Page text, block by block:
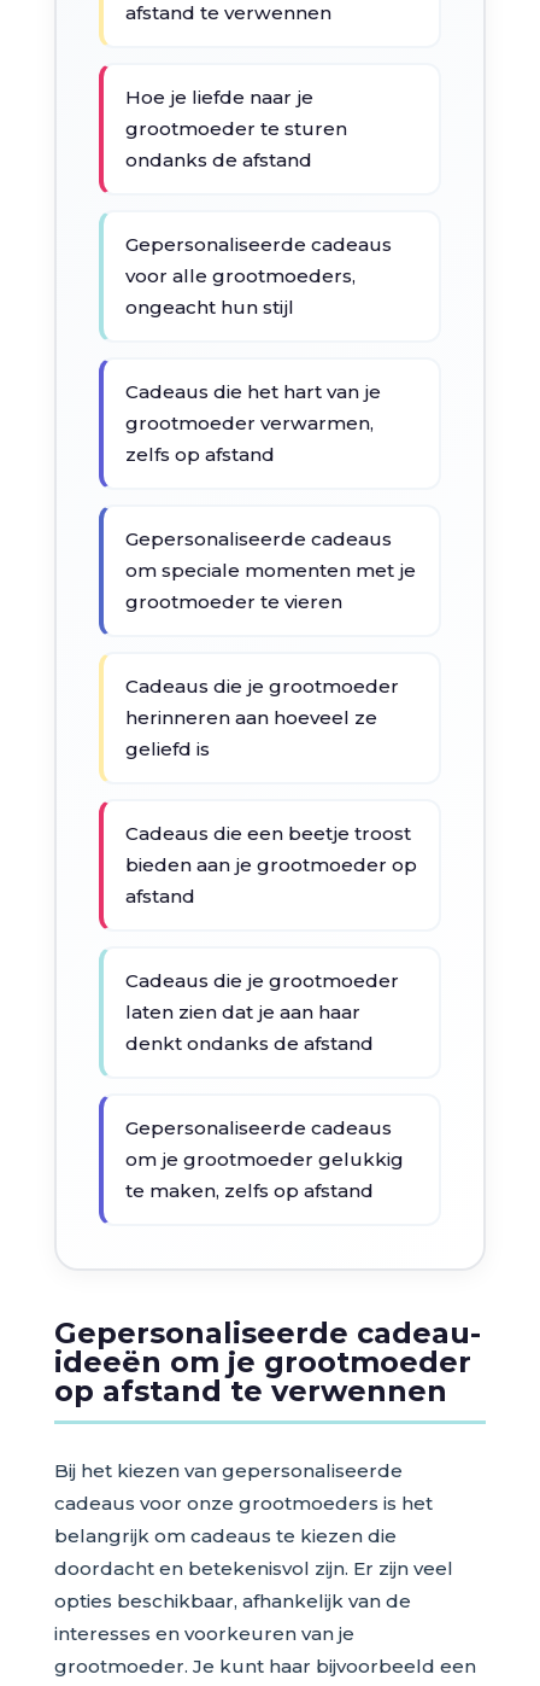
afstand te verwennen
Hoe je liefde naar je
grootmoeder te sturen
ondanks de afstand
Gepersonaliseerde cadeaus
voor alle grootmoeders,
ongeacht hun stijl
Cadeaus die het hart van je
grootmoeder verwarmen,
zelfs op afstand
Gepersonaliseerde cadeaus
om speciale momenten met je
grootmoeder te vieren
Cadeaus die je grootmoeder
herinneren aan hoeveel ze
geliefd is
Cadeaus die een beetje troost
bieden aan je grootmoeder op
afstand
Cadeaus die je grootmoeder
laten zien dat je aan haar
denkt ondanks de afstand
Gepersonaliseerde cadeaus
om je grootmoeder gelukkig
te maken, zelfs op afstand
Gepersonaliseerde cadeau-
ideeën om je grootmoeder
op afstand te verwennen
Bij het kiezen van gepersonaliseerde
cadeaus voor onze grootmoeders is het
belangrijk om cadeaus te kiezen die
doordacht en betekenisvol zijn. Er zijn veel
opties beschikbaar, afhankelijk van de
interesses en voorkeuren van je
grootmoeder. Je kunt haar bijvoorbeeld een